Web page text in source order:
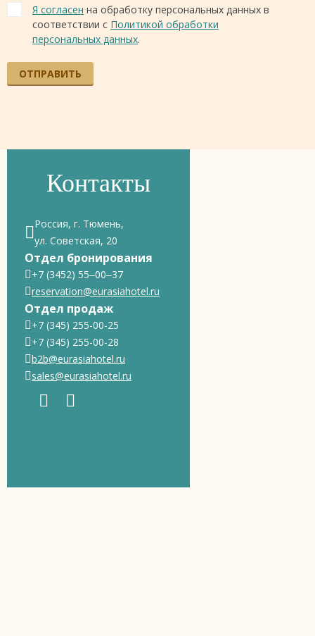
Я согласен на обработку персональных данных в
соответствии с Политикой обработки
персональных данных.
ОТПРАВИТЬ
Контакты
Россия, г. Тюмень,
ул. Советская, 20
Отдел бронирования
+7 (3452) 55‒00‒37
reservation@eurasiahotel.ru
Отдел продаж
+7 (345) 255-00-25
+7 (345) 255-00-28
b2b@eurasiahotel.ru
sales@eurasiahotel.ru